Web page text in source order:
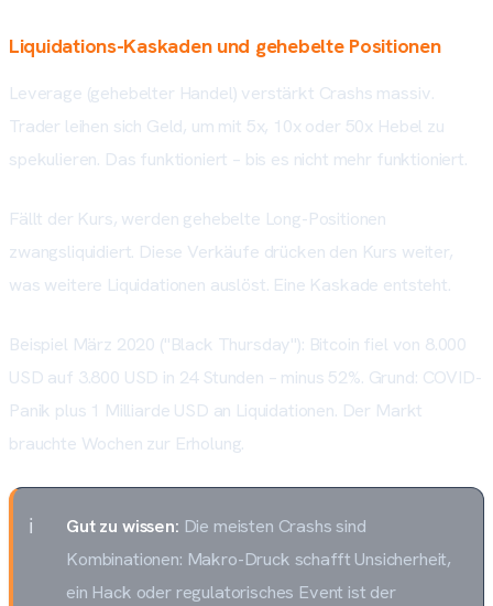
Liquidations-Kaskaden und gehebelte Positionen
Leverage (gehebelter Handel) verstärkt Crashs massiv.
Trader leihen sich Geld, um mit 5x, 10x oder 50x Hebel zu
spekulieren. Das funktioniert – bis es nicht mehr funktioniert.
Fällt der Kurs, werden gehebelte Long-Positionen
zwangsliquidiert. Diese Verkäufe drücken den Kurs weiter,
was weitere Liquidationen auslöst. Eine Kaskade entsteht.
Beispiel März 2020 ("Black Thursday"): Bitcoin fiel von 8.000
USD auf 3.800 USD in 24 Stunden – minus 52%. Grund: COVID-
Panik plus 1 Milliarde USD an Liquidationen. Der Markt
brauchte Wochen zur Erholung.
Gut zu wissen: Die meisten Crashs sind
Kombinationen: Makro-Druck schafft Unsicherheit,
ein Hack oder regulatorisches Event ist der